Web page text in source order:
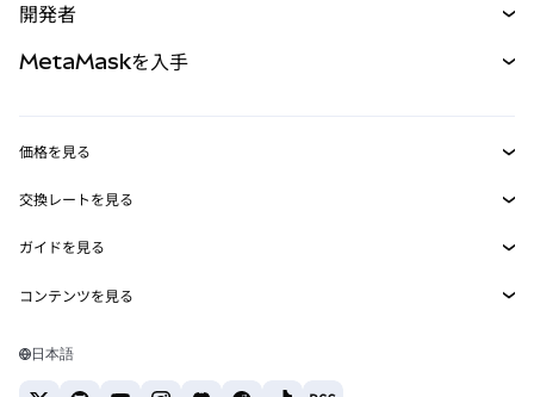
パーペチュアル
RWA
開発者
MetaMask Connect
Snaps
Web3サービス
MetaMaskを入手
セキュリティ
サポート
キャリア
お問い合わせ
価格を見る
イーサリアムの価格
Solanaの価格
Tetherの価格
交換レートを見る
ETH→USD
USDT→INR
BTC→INR
ガイドを見る
ETHの購入
コンテンツを見る
Solanaウォレット
日本語